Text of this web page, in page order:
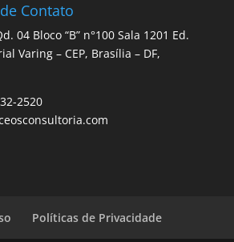
Contato
04 Bloco “B” n°100 Sala 1201 Ed.
Varing – CEP, Brasília – DF,
2520
Políticas de Privacidade